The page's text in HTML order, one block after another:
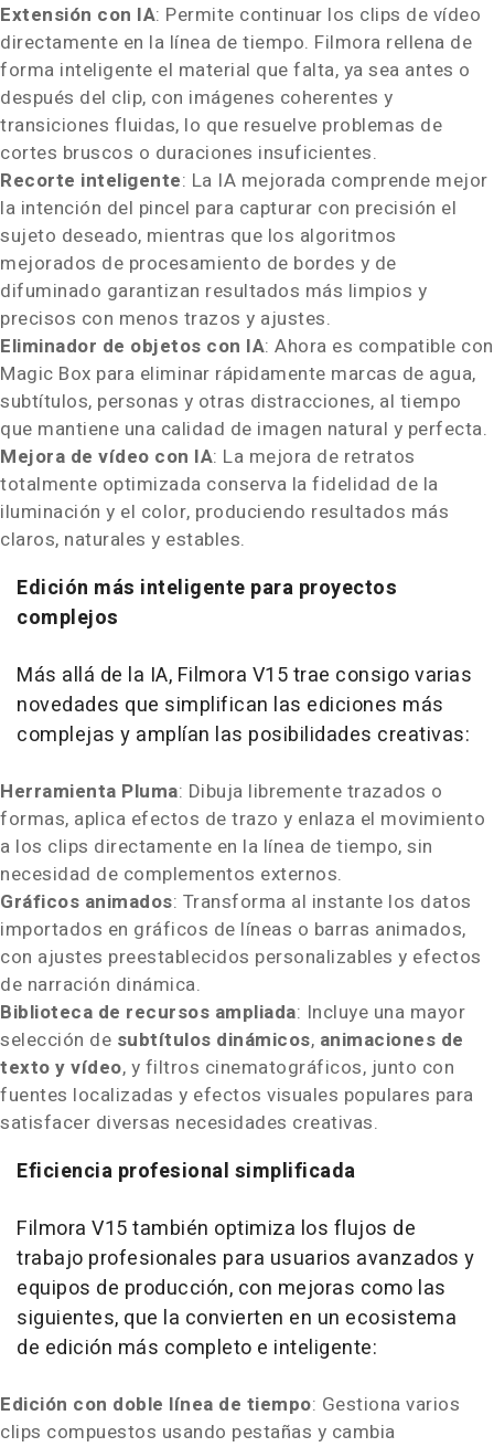
Extensión con IA: Permite continuar los clips de vídeo
directamente en la línea de tiempo. Filmora rellena de
forma inteligente el material que falta, ya sea antes o
después del clip, con imágenes coherentes y
transiciones fluidas, lo que resuelve problemas de
cortes bruscos o duraciones insuficientes.
Recorte inteligente: La IA mejorada comprende mejor
la intención del pincel para capturar con precisión el
sujeto deseado, mientras que los algoritmos
mejorados de procesamiento de bordes y de
difuminado garantizan resultados más limpios y
precisos con menos trazos y ajustes.
Eliminador de objetos con IA: Ahora es compatible con
Magic Box para eliminar rápidamente marcas de agua,
subtítulos, personas y otras distracciones, al tiempo
que mantiene una calidad de imagen natural y perfecta.
Mejora de vídeo con IA: La mejora de retratos
totalmente optimizada conserva la fidelidad de la
iluminación y el color, produciendo resultados más
claros, naturales y estables.
Edición más inteligente para proyectos
complejos
Más allá de la IA, Filmora V15 trae consigo varias
novedades que simplifican las ediciones más
complejas y amplían las posibilidades creativas:
Herramienta Pluma: Dibuja libremente trazados o
formas, aplica efectos de trazo y enlaza el movimiento
a los clips directamente en la línea de tiempo, sin
necesidad de complementos externos.
Gráficos animados: Transforma al instante los datos
importados en gráficos de líneas o barras animados,
con ajustes preestablecidos personalizables y efectos
de narración dinámica.
Biblioteca de recursos ampliada: Incluye una mayor
selección de subtítulos dinámicos, animaciones de
texto y vídeo, y filtros cinematográficos, junto con
fuentes localizadas y efectos visuales populares para
satisfacer diversas necesidades creativas.
Eficiencia profesional simplificada
Filmora V15 también optimiza los flujos de
trabajo profesionales para usuarios avanzados y
equipos de producción, con mejoras como las
siguientes, que la convierten en un ecosistema
de edición más completo e inteligente:
Edición con doble línea de tiempo: Gestiona varios
clips compuestos usando pestañas y cambia